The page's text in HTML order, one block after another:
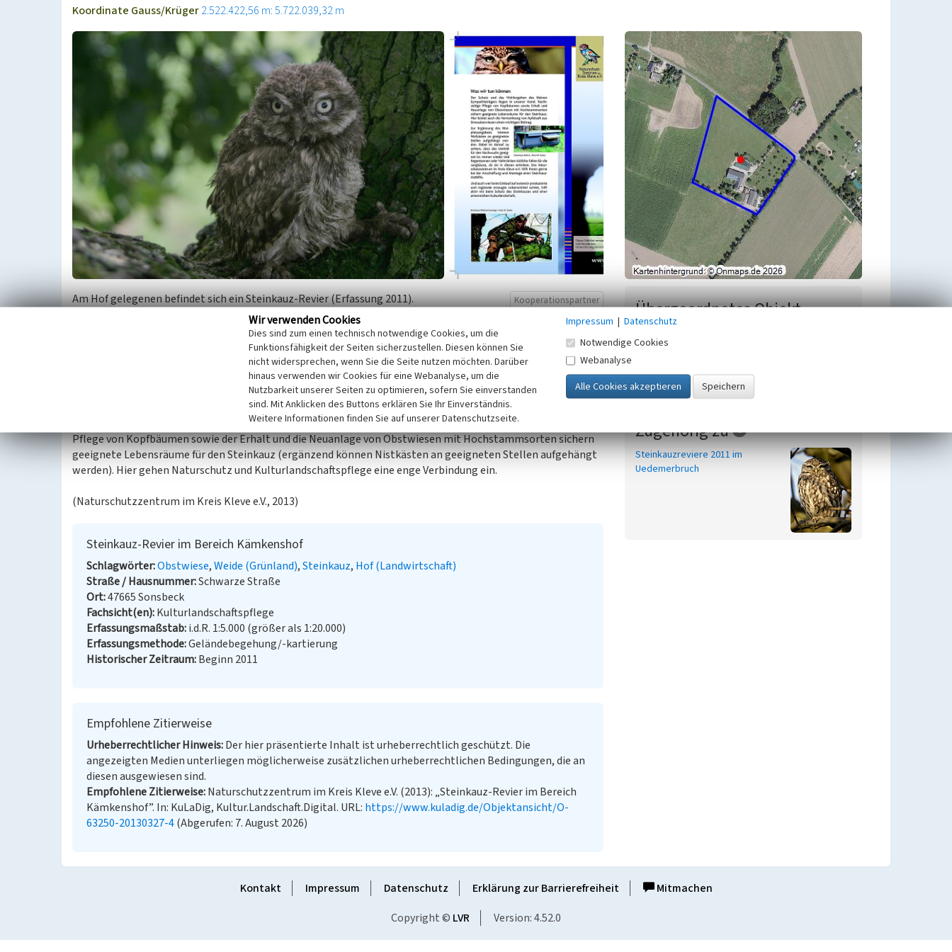
Koordinate Gauss/Krüger2.522.422,56 m: 5.722.039,32 m
Kooperationspartner
Am Hof gelegenen befindet sich ein Steinkauz-Revier (Erfassung 2011).
Der Steinkauz ist ein typischer Bewohner der niederrheinischen Kulturlandschaft. Ein
wichtiger Lebensraum dieses kauzigen Höhlenbrüters ist die Streuobstwiese, am
Niederrhein auch Bongert genannt, die nicht nur gute Jagdmöglichkeiten (Mäuse,
Käfer, Regenwürmer), sondern gleichzeitig auch geeignete Höhlen vor allem in alten
Apfelbäumen bietet. Manchmal nistet der Steinkauz auch in dunklen Nischen alter
Gebäude (Scheunen, Ställe, Melkstände). Der Steinkauz gilt als gefährdete Art, auch
wenn er am Niederrhein noch vergleichsweise häufig vorkommt. Der Erhalt alter Hofanlagen, die rechtzeitige
Pflege von Kopfbäumen sowie der Erhalt und die Neuanlage von Obstwiesen mit Hochstammsorten sichern
geeignete Lebensräume für den Steinkauz (ergänzend können Nistkästen an geeigneten Stellen aufgehängt
werden). Hier gehen Naturschutz und Kulturlandschaftspflege eine enge Verbindung ein.
(Naturschutzzentrum im Kreis Kleve e.V., 2013)
Steinkauz-Revier im Bereich Kämkenshof
Schlagwörter Obstwiese Weide (Grünland) Steinkauz Hof (Landwirtschaft)
Straße / Hausnummer Schwarze Straße
Ort 47665 Sonsbeck
Fachsicht(en) Kulturlandschaftspflege
Erfassungsmaßstab i.d.R. 1:5.000 (größer als 1:20.000)
Erfassungsmethode Geländebegehung/-kartierung
Historischer Zeitraum Beginn 2011
Empfohlene Zitierweise
Urheberrechtlicher Hinweis Der hier präsentierte Inhalt ist urheberrechtlich geschützt. Die
angezeigten Medien unterliegen möglicherweise zusätzlichen urheberrechtlichen Bedingungen, die an
diesen ausgewiesen sind.
Empfohlene Zitierweise Naturschutzzentrum im Kreis Kleve e.V. (2013): „Steinkauz-Revier im Bereich
Kämkenshof”. In: KuLaDig, Kultur.Landschaft.Digital. URL: https://www.kuladig.de/Objektansicht/O-
63250-20130327-4(Abgerufen: 7. August 2026)
Übergeordnetes Objekt
Uedemerbruch
Zugehörig zu 1
Steinkauzreviere 2011 im
Uedemerbruch
Kontakt Impressum Datenschutz Erklärung zur Barrierefreiheit
Mitmachen
Copyright © LVR Version: 4.52.0
Wir verwenden Cookies
Dies sind zum einen technisch notwendige Cookies, um die
Funktionsfähigkeit der Seiten sicherzustellen. Diesen können Sie
nicht widersprechen, wenn Sie die Seite nutzen möchten. Darüber
hinaus verwenden wir Cookies für eine Webanalyse, um die
Nutzbarkeit unserer Seiten zu optimieren, sofern Sie einverstanden
sind. Mit Anklicken des Buttons erklären Sie Ihr Einverständnis.
Weitere Informationen finden Sie auf unserer Datenschutzseite.
Impressum | Datenschutz
Notwendige Cookies
Webanalyse